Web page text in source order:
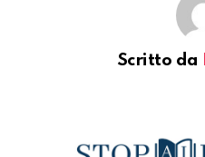
Scritto da